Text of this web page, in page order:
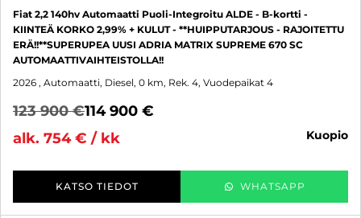
Fiat 2,2 140hv Automaatti Puoli-Integroitu ALDE - B-kortti -
KIINTEÄ KORKO 2,99% + KULUT - **HUIPPUTARJOUS - RAJOITETTU
ERÄ!!**SUPERUPEA UUSI ADRIA MATRIX SUPREME 670 SC
AUTOMAATTIVAIHTEISTOLLA!!
2026 , Automaatti, Diesel, 0 km, Rek. 4, Vuodepaikat 4
123 900 €114 900 €
alk. 754 € / kk
kuopio
KATSO TIEDOT WHATSAPP